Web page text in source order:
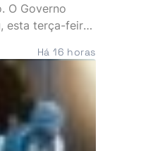
O Governo
esta terça-feira,
do Brasil nos
Luiza Ribeiro
justificações
autoridades
“falsas” e
um acto de
Há 16 horas